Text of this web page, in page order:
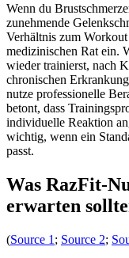
Wenn du
zunehmende
Verhältnis zum
medizinischen Rat ein.
wieder trainierst, nach
chronischen
nutze professionelle
betont, dass
individuelle Reaktion
wichtig, wenn ein
passt.
Was RazFit-
erwarten
(Source 1 ; Source 2;